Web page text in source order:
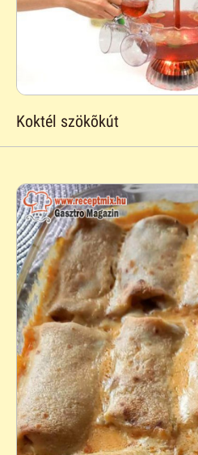
Koktél szökõkút